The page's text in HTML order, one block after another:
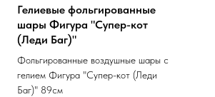
Гелиевые фольгированные
шары Фигура "Супер-кот
(Леди Баг)"
Фольгированные воздушные шары с
гелием Фигура "Супер-кот (Леди
Баг)" 89см